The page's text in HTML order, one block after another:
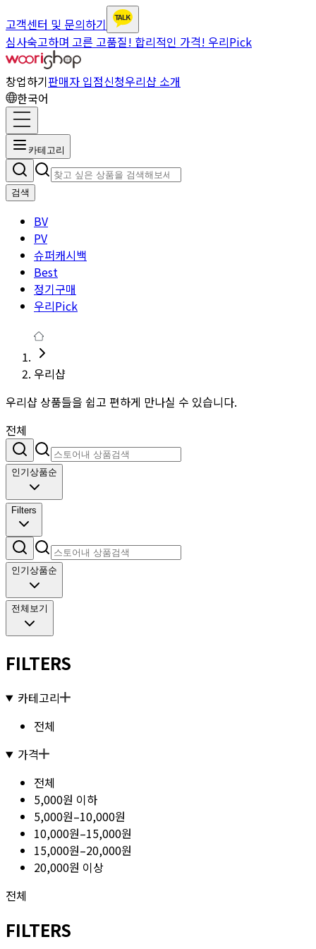
고객센터 및 문의하기
심사숙고하며 고른 고품질! 합리적인 가격! 우리Pick
창업하기판매자 입점신청우리샵 소개
한국어
카테고리
검색
BV
PV
슈퍼캐시백
Best
정기구매
우리Pick
우리샵
우리샵 상품들을 쉽고 편하게 만나실 수 있습니다.
전체
인기상품순
Filters
인기상품순
전체보기
FILTERS
카테고리
전체
가격
전체
5,000원 이하
5,000원–10,000원
10,000원–15,000원
15,000원–20,000원
20,000원 이상
전체
FILTERS